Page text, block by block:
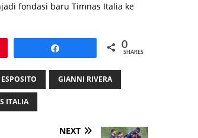
fondasi baru Timnas Italia ke
0
SHARES
GIANNI RIVERA
ITALIA
NEXT